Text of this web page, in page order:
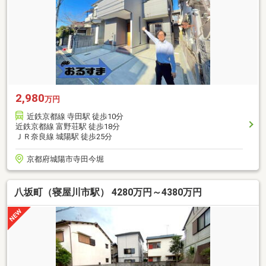
2,980万円
近鉄京都線 寺田駅 徒歩10分
近鉄京都線 富野荘駅 徒歩18分
ＪＲ奈良線 城陽駅 徒歩25分
京都府城陽市寺田今堀
八坂町（寝屋川市駅） 4280万円～4380万円